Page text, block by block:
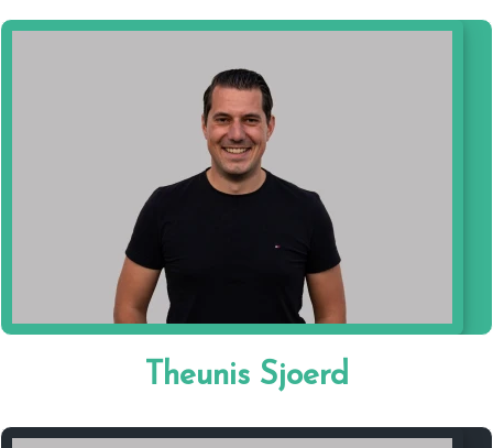
Debora en kinderen Yael (2020) en Boaz
(2023) woon ik in Wolvega.
Na mijn studie Sociologie heb ik lange tijd bij
World Servants gewerkt. Sinds 2025 ben ik
bestuurssecretaris bij Dorcas. Ook ben ik
actief in onze lokale kerk.
Bij Geven is Leven maken we elke maand
heel concreet impact, dichtbij of ver weg. Ik
ben blij dat ik daar een steentje aan mag
en de contacten met de projecten.
Theunis Sjoerd